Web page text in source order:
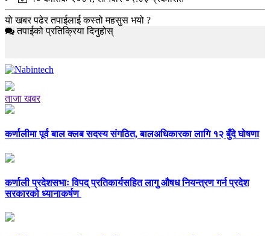
यो खबर पढेर तपाईलाई कस्तो महसुस भयो ?
तपाईको प्रतिक्रिया दिनुहोस्
ताजा खबर
कर्णालीमा पूर्व बाल क्लब सदस्य संगठित, बालअधिकारका लागि १२ बुँदे घोषणा
कर्णाली प्रदेशसभाः विपद् प्रतिकार्यसहित लागु औषध नियन्त्रण गर्न प्रदेश
सरकारको ध्यानाकर्षण